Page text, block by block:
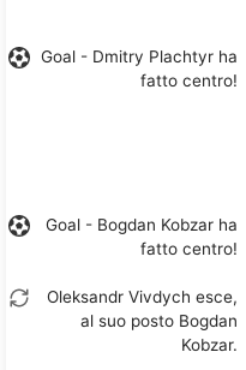
Goal - Dmitry Plachtyr ha
fatto centro!
Goal - Bogdan Kobzar ha
fatto centro!
Oleksandr Vivdych esce,
al suo posto Bogdan
Kobzar.